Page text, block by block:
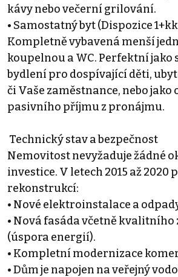
kávy nebo večerní grilování.
• Samostatný byt (Dispozice
Kompletně vybavená menší
koupelnou a WC. Perfektní jako
bydlení pro dospívající děti,
či Vaše zaměstnance, nebo
pasivního příjmu z pronájmu.
️ Technický stav a bezpečnost
Nemovitost nevyžaduje žádné
investice. V letech 2015 až
rekonstrukcí:
• Nové elektroinstalace a
• Nová fasáda včetně
(úspora energií).
• Kompletní modernizace
• Dům je napojen na veřejný